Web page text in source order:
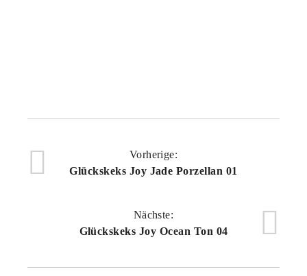
Vorherige:
Glückskeks Joy Jade Porzellan 01
Nächste:
Glückskeks Joy Ocean Ton 04